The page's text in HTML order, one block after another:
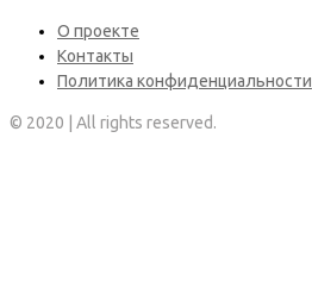
О проекте
Контакты
Политика конфиденциальности
© 2020 | All rights reserved.